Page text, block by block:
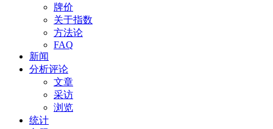
牌价
关于指数
方法论
FAQ
新闻
分析评论
文章
采访
浏览
统计